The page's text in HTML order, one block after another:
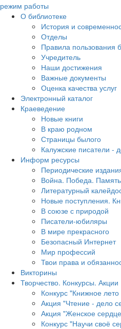
режим работы
О библиотеке
История и
Отделы
Правила пользования
Учредитель
Наши достижения
Важные документы
Оценка качества услуг
Электронный каталог
Краеведение
Новые книги
В краю родном
Страницы былого
Калужские писатели -
Информ ресурсы
Периодические
Война. Победа. Память
Литературный
Новые поступления.
В союзе с природой
Писатели-юбиляры
В мире прекрасного
Безопасный Интернет
Мир профессий
Твои права и
Викторины
Творчество. Конкурсы. Акции
Конкурс "Книжное
Акция "Чтение - дело
Акция "Женское
Конкурс "Научи своё